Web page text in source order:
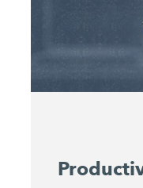
intervalos de
mejorará la
mantendrá su valor.